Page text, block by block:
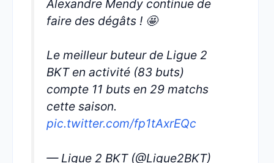
Alexandre Mendy continue de
faire des dégâts ! 🤩
Le meilleur buteur de Ligue 2
BKT en activité (83 buts)
compte 11 buts en 29 matchs
cette saison.
pic.twitter.com/fp1tAxrEQc
— Ligue 2 BKT (@Ligue2BKT)